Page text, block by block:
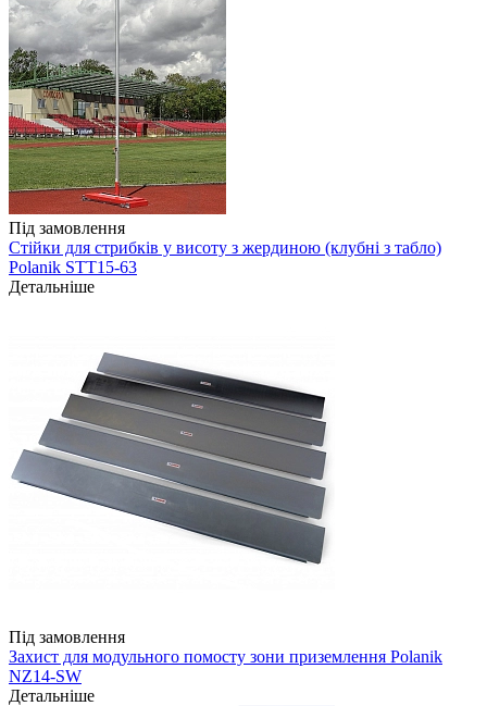
Під замовлення
Стійки для стрибків у висоту з жердиною (клубні з табло)
Polanik STT15-63
Детальніше
Під замовлення
Захист для модульного помосту зони приземлення Polanik
NZ14-SW
Детальніше